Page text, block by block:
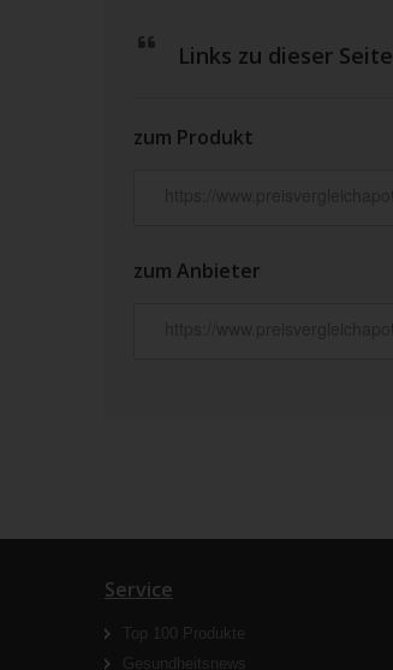
Links zu dieser Seite
zum Produkt
zum Anbieter
Service
Top 100 Produkte
Gesundheitsnews